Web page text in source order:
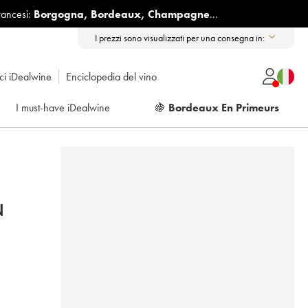
Borgogna, Bordeaux, Champagne...
I prezzi sono visualizzati per una consegna in:
iDealwine Enciclopedia del vino
I must-have iDealwine 🍇 Bordeaux En Primeurs